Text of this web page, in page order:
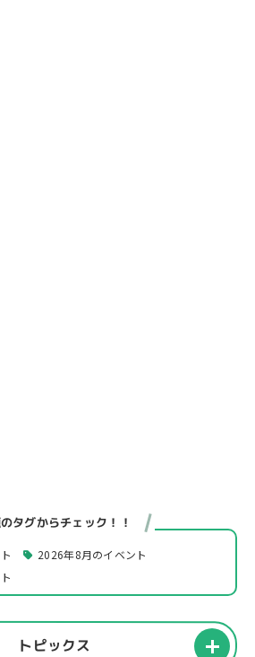
タグからチェック！！
2026年8月のイベント
トピックス